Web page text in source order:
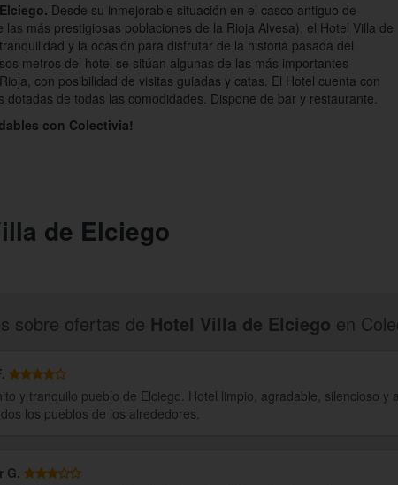
Desde su inmejorable situación en el casco antiguo de
las más prestigiosas poblaciones de la Rioja Alvesa), el Hotel Villa de
y la ocasión para disfrutar de la historia pasada del
metros del hotel se sitúan algunas de las más importantes
con posibilidad de visitas guiadas y catas. El Hotel cuenta con
dotadas de todas las comodidades. Dispone de bar y restaurante.
con Colectivia!
de Elciego
sobre ofertas de Hotel Villa de Elciego en
y tranquilo pueblo de Elciego. Hotel limpio, agradable, silencioso
los pueblos de los alrededores.
G.